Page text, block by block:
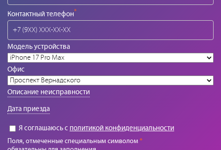
Контактный телефон*
Модель устройства
Офис
Описание неисправности
Дата приезда
Я соглашаюсь с политикой конфиденциальности
Поля, отмеченные специальным символом*